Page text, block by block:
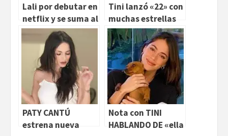
Lali por debutar en
netflix y se suma al
nuevo video de fito
paez
Tini lanzó «22» con
muchas estrellas
PATY CANTÚ
estrena nueva
Nota con TINI
HABLANDO DE «ella